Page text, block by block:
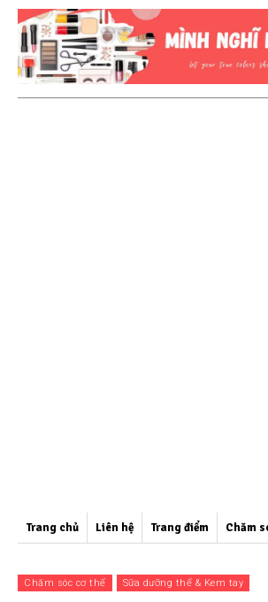
Trang chủ Liên hệ Trang điểm Chăm
Chăm sóc cơ thể Sữa dưỡng thể & Kem tay